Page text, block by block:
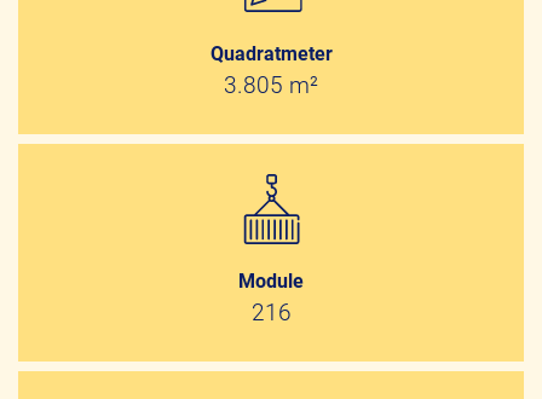
Quadratmeter
3.805 m²
Module
216